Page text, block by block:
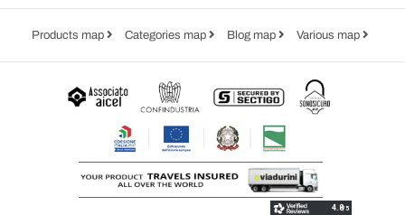
Products map Categories map Blog map Various map